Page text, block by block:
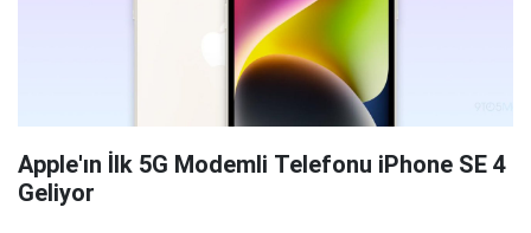
Apple'ın İlk 5G Modemli Telefonu iPhone SE 4
Geliyor